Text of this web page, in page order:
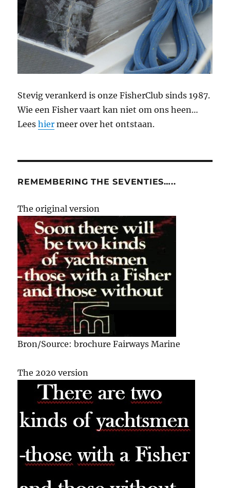
Stevig verankerd is onze FisherClub sinds 1987.
Wie een Fisher vaart kan niet om ons heen…
Leeshier meer over het ontstaan.
REMEMBERING THE SEVENTIES…..
The original version
Bron/Source: brochure Fairways Marine
The 2020 version